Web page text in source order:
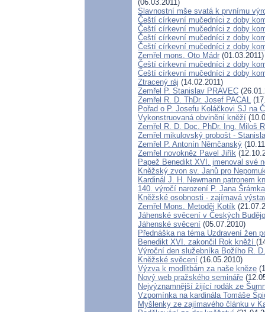
(06.03.2011)
Slavnostní mše svatá k prvnímu
Čeští církevní mučedníci z doby
Čeští církevní mučedníci z doby
Čeští církevní mučedníci z doby
Čeští církevní mučedníci z doby
Zemřel mons. Oto Mádr (01.03.2011)
Čeští církevní mučedníci z doby
Čeští církevní mučedníci z doby
Ztracený ráj (14.02.2011)
Zemřel P. Stanislav PRAVEC
Zemřel R. D. ThDr. Josef PACAL
Pořad o P. Josefu Koláčkovi SJ na
Vykonstruovaná obvinění kněží
Zemřel R. D. Doc. PhDr. Ing. Miloš
Zemřel mikulovský probošt -
Zemřel P. Antonín Němčanský
Zemřel novokněz Pavel Jiřík
Papež Benedikt XVI. jmenoval své
Kněžský zvon sv. Janů pro
Kardinál J. H. Newmann patronem
140. výročí narození P. Jana Šrámka
Kněžské osobnosti - zajímavá
Zemřel Mons. Metoděj Kotík
Jáhenské svěcení v Českých
Jáhenské svěcení (05.07.2010)
Přednáška na téma Uzdravení žen
Benedikt XVI. zakončil Rok kněží
Výroční den služebníka Božího R.
Kněžské svěcení (16.05.2010)
Výzva k modlitbám za naše kněze
Nový web pražského semináře
Nejvýznamnější žijící rodák ze
Vzpomínka na kardinála Tomáše
Myšlenky ze zajímavého článku v